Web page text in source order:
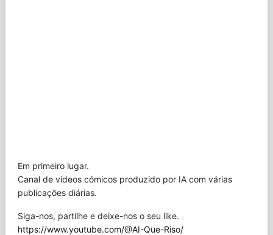
Em primeiro lugar.
Canal de vídeos cómicos produzido por IA com várias
publicações diárias.
Siga-nos, partilhe e deixe-nos o seu like.
https://www.youtube.com/@AI-Que-Riso/